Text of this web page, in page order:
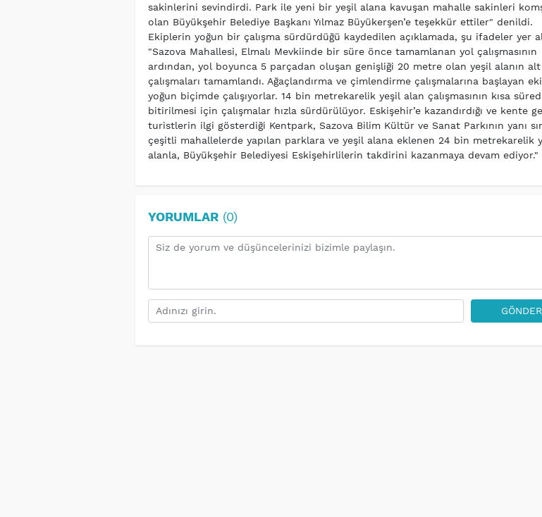
sakinlerini sevindirdi. Park ile yeni bir yeşil alana kavuşan mahalle sakinleri
olan Büyükşehir Belediye Başkanı Yılmaz Büyükerşen’e teşekkür ettiler" denildi.
Ekiplerin yoğun bir çalışma sürdürdüğü kaydedilen açıklamada, şu ifadeler yer
"Sazova Mahallesi, Elmalı Mevkiinde bir süre önce tamamlanan yol çalışmasının
ardından, yol boyunca 5 parçadan oluşan genişliği 20 metre olan yeşil alanın alt
çalışmaları tamamlandı. Ağaçlandırma ve çimlendirme çalışmalarına başlayan
yoğun biçimde çalışıyorlar. 14 bin metrekarelik yeşil alan çalışmasının kısa
bitirilmesi için çalışmalar hızla sürdürülüyor. Eskişehir’e kazandırdığı ve kente
turistlerin ilgi gösterdiği Kentpark, Sazova Bilim Kültür ve Sanat Parkının yanı
çeşitli mahallelerde yapılan parklara ve yeşil alana eklenen 24 bin metrekarelik
alanla, Büyükşehir Belediyesi Eskişehirlilerin takdirini kazanmaya devam ediyor."
YORUMLAR(0)
GÖNDER